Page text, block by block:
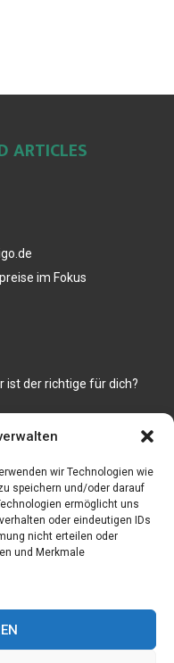
wir Technologien wie
speichern und/oder darauf
ermöglicht uns
oder eindeutigen IDs
nicht erteilen oder
und Merkmale
ARTICLES
im Fokus
ist der richtige für dich?